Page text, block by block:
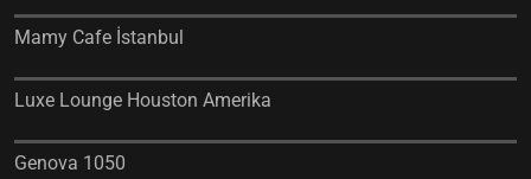
Mamy Cafe İstanbul
Luxe Lounge Houston Amerika
Genova 1050